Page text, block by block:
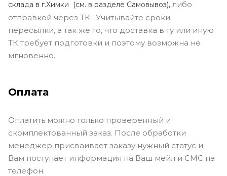
склада в г.Химки (см. в разделе Самовывоз), либо
отправкой через ТК . Учитывайте сроки
пересылки, а так же то, что доставка в ту или иную
ТК требует подготовки и поэтому возможна не
мгновенно.
Оплата
Оплатить можно только проверенный и
скомплектованный заказ. После обработки
менеджер присваивает заказу нужный статус и
Вам поступает информация на Ваш мейл и СМС на
телефон.